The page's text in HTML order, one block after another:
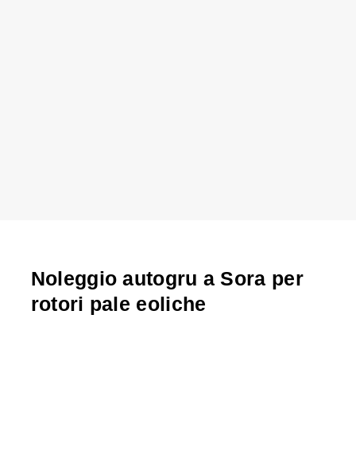
Noleggio autogru a Sora per
rotori pale eoliche